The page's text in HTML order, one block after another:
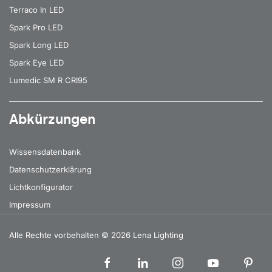
Terraco In LED
Spark Pro LED
Spark Long LED
Spark Eye LED
Lumedic SM R CRI95
Abkürzungen
Wissensdatenbank
Datenschutzerklärung
Lichtkonfigurator
Impressum
Alle Rechte vorbehalten © 2026 Lena Lighting